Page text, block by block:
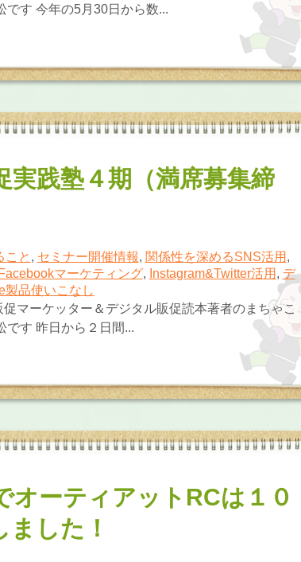
です 今年の5月30日から数...
実践塾４期（満席募集締
こと , セミナー開催情報, 関係性を深めるSNS活用 ,
Facebookマーケティング, Instagram&Twitter活用 , デ
製品使いこなし
マーケッター＆デジタル販促読本著者のまちゃこ
です 昨日から２日間...
オーティアットRCは１０
した！